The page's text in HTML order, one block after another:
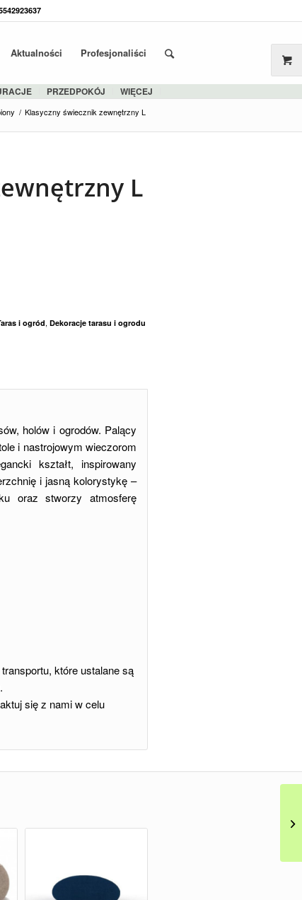
Aktualności Profesjonaliści
PRZEDPOKÓJ WIĘCEJ
/ Klasyczny świecznik zewnętrzny L
L
i ogród, Dekoracje tarasu i ogrodu
holów i ogrodów. Palący
i nastrojowym wieczorom
kształt, inspirowany
i jasną kolorystykę –
oraz stworzy atmosferę
które ustalane są
się z nami w celu